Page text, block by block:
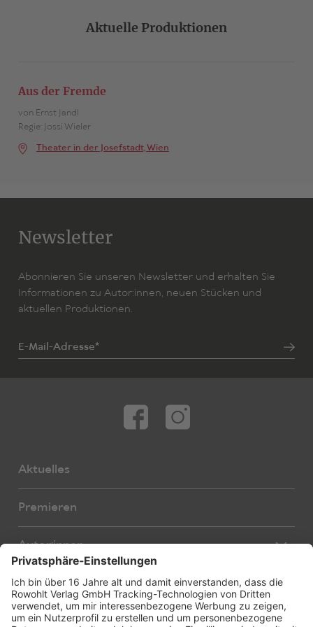
Aktuelle Produktionen
Aus der Fremde
von Ernst Jandl
Regie: Jossi Wieler
Theater in der Josefstadt, Wien
Newsletter
Abonnieren Sie unseren Newsletter und erhalten Sie
Informationen zu Autor:innen, neuen Stücken und
aktuellen Produktionen.
E-Mail-Adresse*
Aktuelles
Premieren
Autor:innen
Übersetzer:innen
Bearbeiter:innen
Stücke
Neue Stücke
Foreign Rights